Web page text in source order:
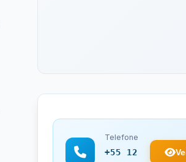
Telefone
+55 12